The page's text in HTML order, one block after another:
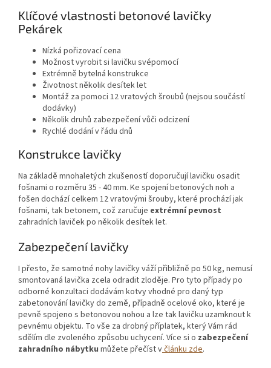
Klíčové vlastnosti betonové lavičky
Pekárek
Nízká pořizovací cena
Možnost vyrobit si lavičku svépomocí
Extrémně bytelná konstrukce
Životnost několik desítek let
Montáž za pomoci 12 vratových šroubů (nejsou součástí
dodávky)
Několik druhů zabezpečení vůči odcizení
Rychlé dodání v řádu dnů
Konstrukce lavičky
Na základě mnohaletých zkušeností doporučují lavičku osadit
fošnami o rozměru 35 - 40 mm. Ke spojení betonových noh a
fošen dochází celkem 12 vratovými šrouby, které prochází jak
fošnami, tak betonem, což zaručuje extrémní pevnost
zahradních laviček po několik desítek let.
Zabezpečení lavičky
I přesto, že samotné nohy lavičky váží přibližně po 50 kg, nemusí
smontovaná lavička zcela odradit zloděje. Pro tyto případy po
odborné konzultaci dodávám kotvy vhodné pro daný typ
zabetonování lavičky do země, případně ocelové oko, které je
pevně spojeno s betonovou nohou a lze tak lavičku uzamknout k
pevnému objektu. To vše za drobný příplatek, který Vám rád
sdělím dle zvoleného způsobu uchycení. Více si o zabezpečení
zahradního nábytku můžete přečíst včlánku zde.